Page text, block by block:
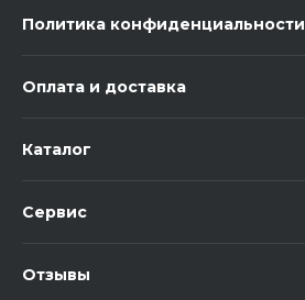
Политика конфиденциальности
Оплата и доставка
Каталог
Сервис
Отзывы